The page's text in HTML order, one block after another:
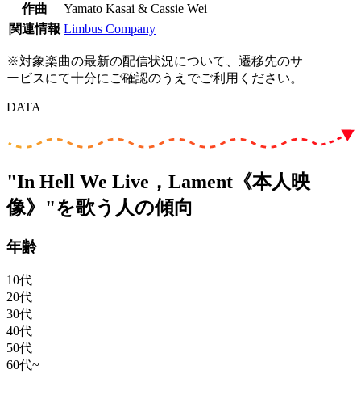
作曲
Yamato Kasai & Cassie Wei
関連情報 Limbus Company
※対象楽曲の最新の配信状況について、遷移先のサ
ービスにて十分にご確認のうえでご利用ください。
DATA
"In Hell We Live，Lament《本人映
像》"を歌う人の傾向
年齢
10代
20代
30代
40代
50代
60代~